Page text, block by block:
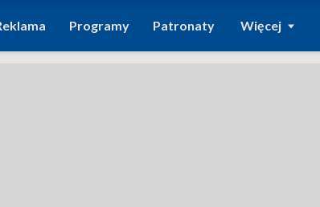
Programy Patronaty Więcej